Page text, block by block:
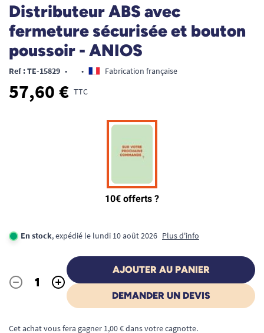
Distributeur ABS avec
fermeture sécurisée et bouton
poussoir - ANIOS
Ref : TE-15829 • • Fabrication française
57,60 € TTC
En stock, expédié le lundi 10 août 2026 Plus d'info
Quantité
- +
AJOUTER AU PANIER
DEMANDER UN DEVIS
Cet achat vous fera gagner 1,00 € dans votre cagnotte.